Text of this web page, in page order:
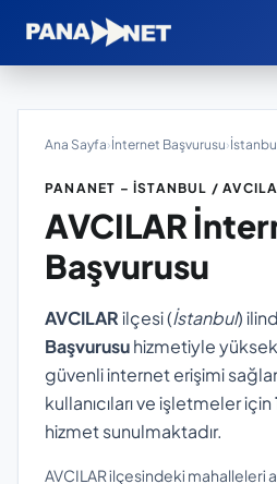
Ana Sayfa›İnternet Başvurusu›
PANANET – İSTANBUL /
AVCILAR
Başvurusu
AVCILARilçesi (İstanbul)
Başvurusuhizmetiyle yüksek
güvenli internet erişimi
kullanıcıları ve işletmeler için
hizmet sunulmaktadır.
AVCILAR ilçesindeki mahalleleri